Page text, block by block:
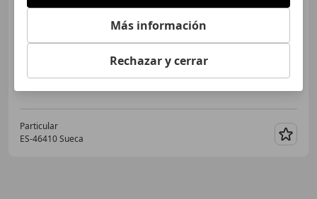
€ 6.499
Súperoferta
359.000 km Diésel 120 kW (163 CV)
Particular
ES-46410 Sueca
Más información
Rechazar y cerrar